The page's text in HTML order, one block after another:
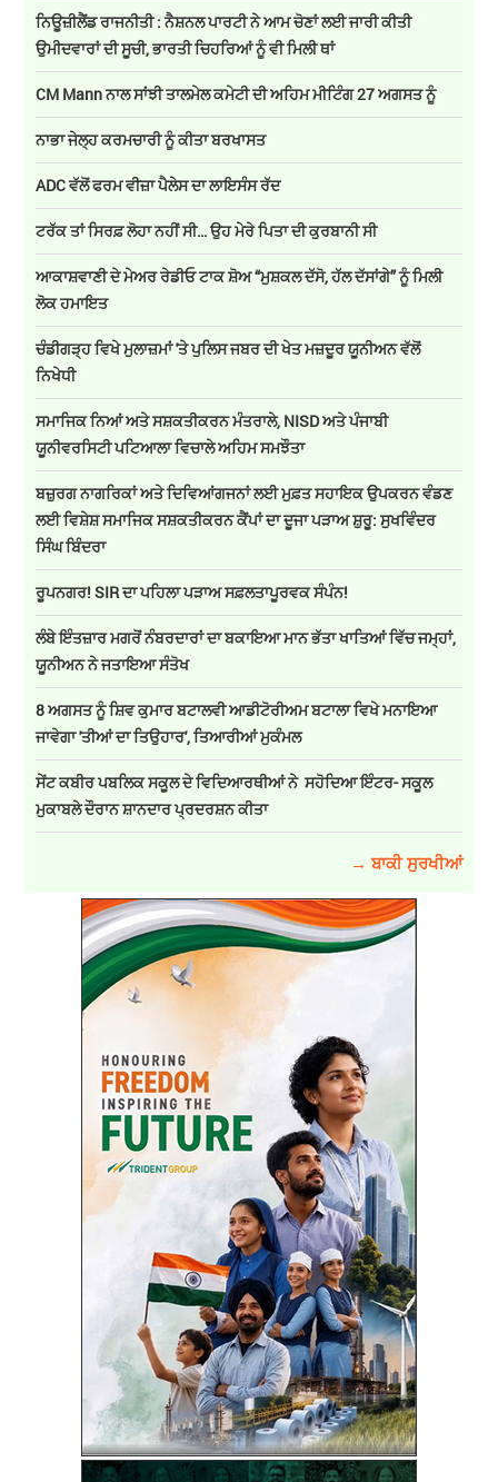
ਨਿਊਜ਼ੀਲੈਂਡ ਰਾਜਨੀਤੀ : ਨੈਸ਼ਨਲ ਪਾਰਟੀ ਨੇ ਆਮ ਚੋਣਾਂ ਲਈ ਜਾਰੀ ਕੀਤੀ
ਉਮੀਦਵਾਰਾਂ ਦੀ ਸੂਚੀ, ਭਾਰਤੀ ਚਿਹਰਿਆਂ ਨੂੰ ਵੀ ਮਿਲੀ ਥਾਂ
CM Mann ਨਾਲ ਸਾਂਝੀ ਤਾਲਮੇਲ ਕਮੇਟੀ ਦੀ ਅਹਿਮ ਮੀਟਿੰਗ 27 ਅਗਸਤ ਨੂੰ
ਨਾਭਾ ਜੇਲ੍ਹ ਕਰਮਚਾਰੀ ਨੂੰ ਕੀਤਾ ਬਰਖਾਸਤ
ADC ਵੱਲੋਂ ਫਰਮ ਵੀਜ਼ਾ ਪੈਲੇਸ ਦਾ ਲਾਇਸੰਸ ਰੱਦ
ਟਰੱਕ ਤਾਂ ਸਿਰਫ਼ ਲੋਹਾ ਨਹੀਂ ਸੀ… ਉਹ ਮੇਰੇ ਪਿਤਾ ਦੀ ਕੁਰਬਾਨੀ ਸੀ
ਆਕਾਸ਼ਵਾਣੀ ਦੇ ਮੇਅਰ ਰੇਡੀਓ ਟਾਕ ਸ਼ੋਅ “ਮੁਸ਼ਕਲ ਦੱਸੋ, ਹੱਲ ਦੱਸਾਂਗੇ” ਨੂੰ ਮਿਲੀ
ਲੋਕ ਹਮਾਇਤ
ਚੰਡੀਗੜ੍ਹ ਵਿਖੇ ਮੁਲਾਜ਼ਮਾਂ 'ਤੇ ਪੁਲਿਸ ਜਬਰ ਦੀ ਖੇਤ ਮਜ਼ਦੂਰ ਯੂਨੀਅਨ ਵੱਲੋਂ
ਨਿਖੇਧੀ
ਸਮਾਜਿਕ ਨਿਆਂ ਅਤੇ ਸਸ਼ਕਤੀਕਰਨ ਮੰਤਰਾਲੇ, NISD ਅਤੇ ਪੰਜਾਬੀ
ਯੂਨੀਵਰਸਿਟੀ ਪਟਿਆਲਾ ਵਿਚਾਲੇ ਅਹਿਮ ਸਮਝੌਤਾ
ਬਜ਼ੁਰਗ ਨਾਗਰਿਕਾਂ ਅਤੇ ਦਿਵਿਆਂਗਜਨਾਂ ਲਈ ਮੁਫ਼ਤ ਸਹਾਇਕ ਉਪਕਰਨ ਵੰਡਣ
ਲਈ ਵਿਸ਼ੇਸ਼ ਸਮਾਜਿਕ ਸਸ਼ਕਤੀਕਰਨ ਕੈਂਪਾਂ ਦਾ ਦੂਜਾ ਪੜਾਅ ਸ਼ੁਰੂ: ਸੁਖਵਿੰਦਰ
ਸਿੰਘ ਬਿੰਦਰਾ
ਰੂਪਨਗਰ! SIR ਦਾ ਪਹਿਲਾ ਪੜਾਅ ਸਫ਼ਲਤਾਪੂਰਵਕ ਸੰਪੰਨ!
ਲੰਬੇ ਇੰਤਜ਼ਾਰ ਮਗਰੋਂ ਨੰਬਰਦਾਰਾਂ ਦਾ ਬਕਾਇਆ ਮਾਨ ਭੱਤਾ ਖਾਤਿਆਂ ਵਿੱਚ ਜਮ੍ਹਾਂ,
ਯੂਨੀਅਨ ਨੇ ਜਤਾਇਆ ਸੰਤੋਖ
8 ਅਗਸਤ ਨੂੰ ਸ਼ਿਵ ਕੁਮਾਰ ਬਟਾਲਵੀ ਆਡੀਟੋਰੀਅਮ ਬਟਾਲਾ ਵਿਖੇ ਮਨਾਇਆ
ਜਾਵੇਗਾ 'ਤੀਆਂ ਦਾ ਤਿਉਹਾਰ', ਤਿਆਰੀਆਂ ਮੁਕੰਮਲ
ਸੇਂਟ ਕਬੀਰ ਪਬਲਿਕ ਸਕੂਲ ਦੇ ਵਿਦਿਆਰਥੀਆਂ ਨੇ ਸਹੋਦਿਆ ਇੰਟਰ- ਸਕੂਲ
ਮੁਕਾਬਲੇ ਦੌਰਾਨ ਸ਼ਾਨਦਾਰ ਪ੍ਰਦਰਸ਼ਨ ਕੀਤਾ
→ ਬਾਕੀ ਸੁਰਖੀਆਂ